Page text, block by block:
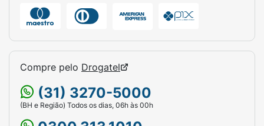
Compre pelo Drogatel
(31) 3270-5000
(BH e Região) Todos os dias, 06h às 00h